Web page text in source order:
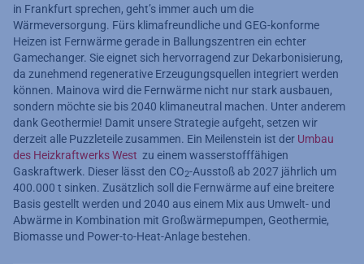
in Frankfurt sprechen, geht’s immer auch um die
Wärmeversorgung. Fürs klimafreundliche und GEG-konforme
Heizen ist Fernwärme gerade in Ballungszentren ein echter
Gamechanger. Sie eignet sich hervorragend zur Dekarbonisierung,
da zunehmend regenerative Erzeugungsquellen integriert werden
können. Mainova wird die Fernwärme nicht nur stark ausbauen,
sondern möchte sie bis 2040 klimaneutral machen. Unter anderem
dank Geothermie! Damit unsere Strategie aufgeht, setzen wir
derzeit alle Puzzleteile zusammen. Ein Meilenstein ist der Umbau
des Heizkraftwerks West zu einem wasserstofffähigen
Gaskraftwerk. Dieser lässt den CO2-Ausstoß ab 2027 jährlich um
400.000 t sinken. Zusätzlich soll die Fernwärme auf eine breitere
Basis gestellt werden und 2040 aus einem Mix aus Umwelt- und
Abwärme in Kombination mit Großwärmepumpen, Geothermie,
Biomasse und Power-to-Heat-Anlage bestehen.